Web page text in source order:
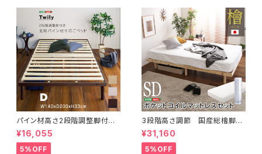
パイン材高さ2段階調整脚付き
すのこベッド(ダブル) ASP-02
D
¥16,055
5%OFF
3段階高さ調節 国産総檜脚付
きすのこベッド 【Pierna-ピエル
ナ-】(ポケットコイルロールマッ
トレス付き) セミダブル
¥31,160
5%OFF